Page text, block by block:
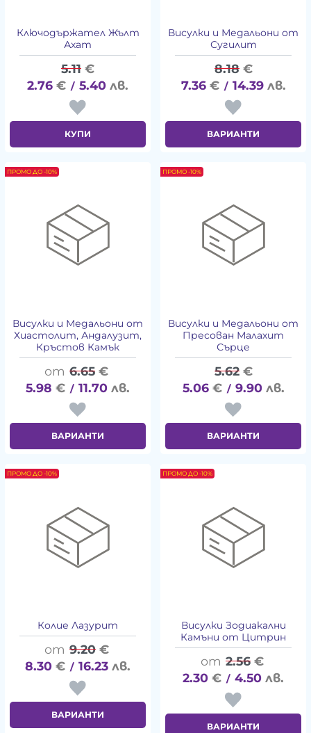
Ключодържател Жълт
Ахат
5.11 €
2.76 € / 5.40 лв.
КУПИ
Висулки и Медальони от
Сугилит
8.18 €
7.36 € / 14.39 лв.
ВАРИАНТИ
Висулки и Медальони от
Хиастолит, Андалузит,
Кръстов Камък
6.65 €
5.98 € / 11.70 лв.
ВАРИАНТИ
ПРОМО ДО -10%
Висулки и Медальони от
Пресован Малахит
Сърце
5.62 €
5.06 € / 9.90 лв.
ВАРИАНТИ
ПРОМО -10%
Колие Лазурит
9.20 €
8.30 € / 16.23 лв.
ВАРИАНТИ
ПРОМО ДО -10%
Висулки Зодиакални
Камъни от Цитрин
2.56 €
2.30 € / 4.50 лв.
ВАРИАНТИ
ПРОМО ДО -10%